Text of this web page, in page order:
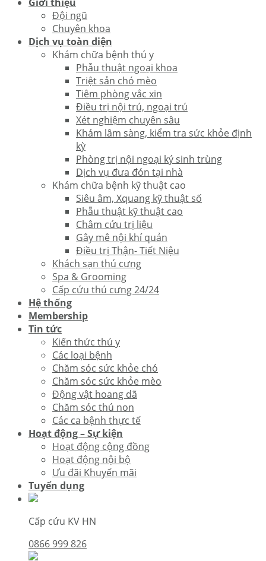
Đội ngũ
Chuyên khoa
Dịch vụ toàn diện
Khám chữa bệnh thú y
Phẫu thuật ngoại khoa
Triệt sản chó mèo
Tiêm phòng vắc xin
Điều trị nội trú, ngoại trú
Xét nghiệm chuyên sâu
Khám lâm sàng, kiểm tra sức khỏe định
kỳ
Phòng trị nội ngoại ký sinh trùng
Dịch vụ đưa đón tại nhà
Khám chữa bệnh kỹ thuật cao
Siêu âm, Xquang kỹ thuật số
Phẫu thuật kỹ thuật cao
Châm cứu trị liệu
Gây mê nội khí quản
Điều trị Thận- Tiết Niệu
Khách sạn thú cưng
Spa & Grooming
Cấp cứu thú cưng 24/24
Hệ thống
Membership
Tin tức
Kiến thức thú y
Các loại bệnh
Chăm sóc sức khỏe chó
Chăm sóc sức khỏe mèo
Động vật hoang dã
Chăm sóc thú non
Các ca bệnh thực tế
Hoạt động – Sự kiện
Hoạt động cộng đồng
Hoạt động nội bộ
Ưu đãi Khuyến mãi
Tuyển dụng
Cấp cứu KV HN
0866 999 826